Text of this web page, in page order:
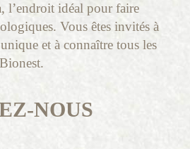
l’endroit idéal pour faire
Vous êtes invités à
et à connaître tous les
NOUS